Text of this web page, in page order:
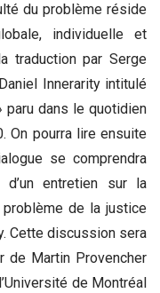
du problème réside
individuelle et
traduction par Serge
Innerarity intitulé
paru dans le quotidien
On pourra lire ensuite
se comprendra
entretien sur la
de la justice
Cette discussion sera
de Martin Provencher
de Montréal